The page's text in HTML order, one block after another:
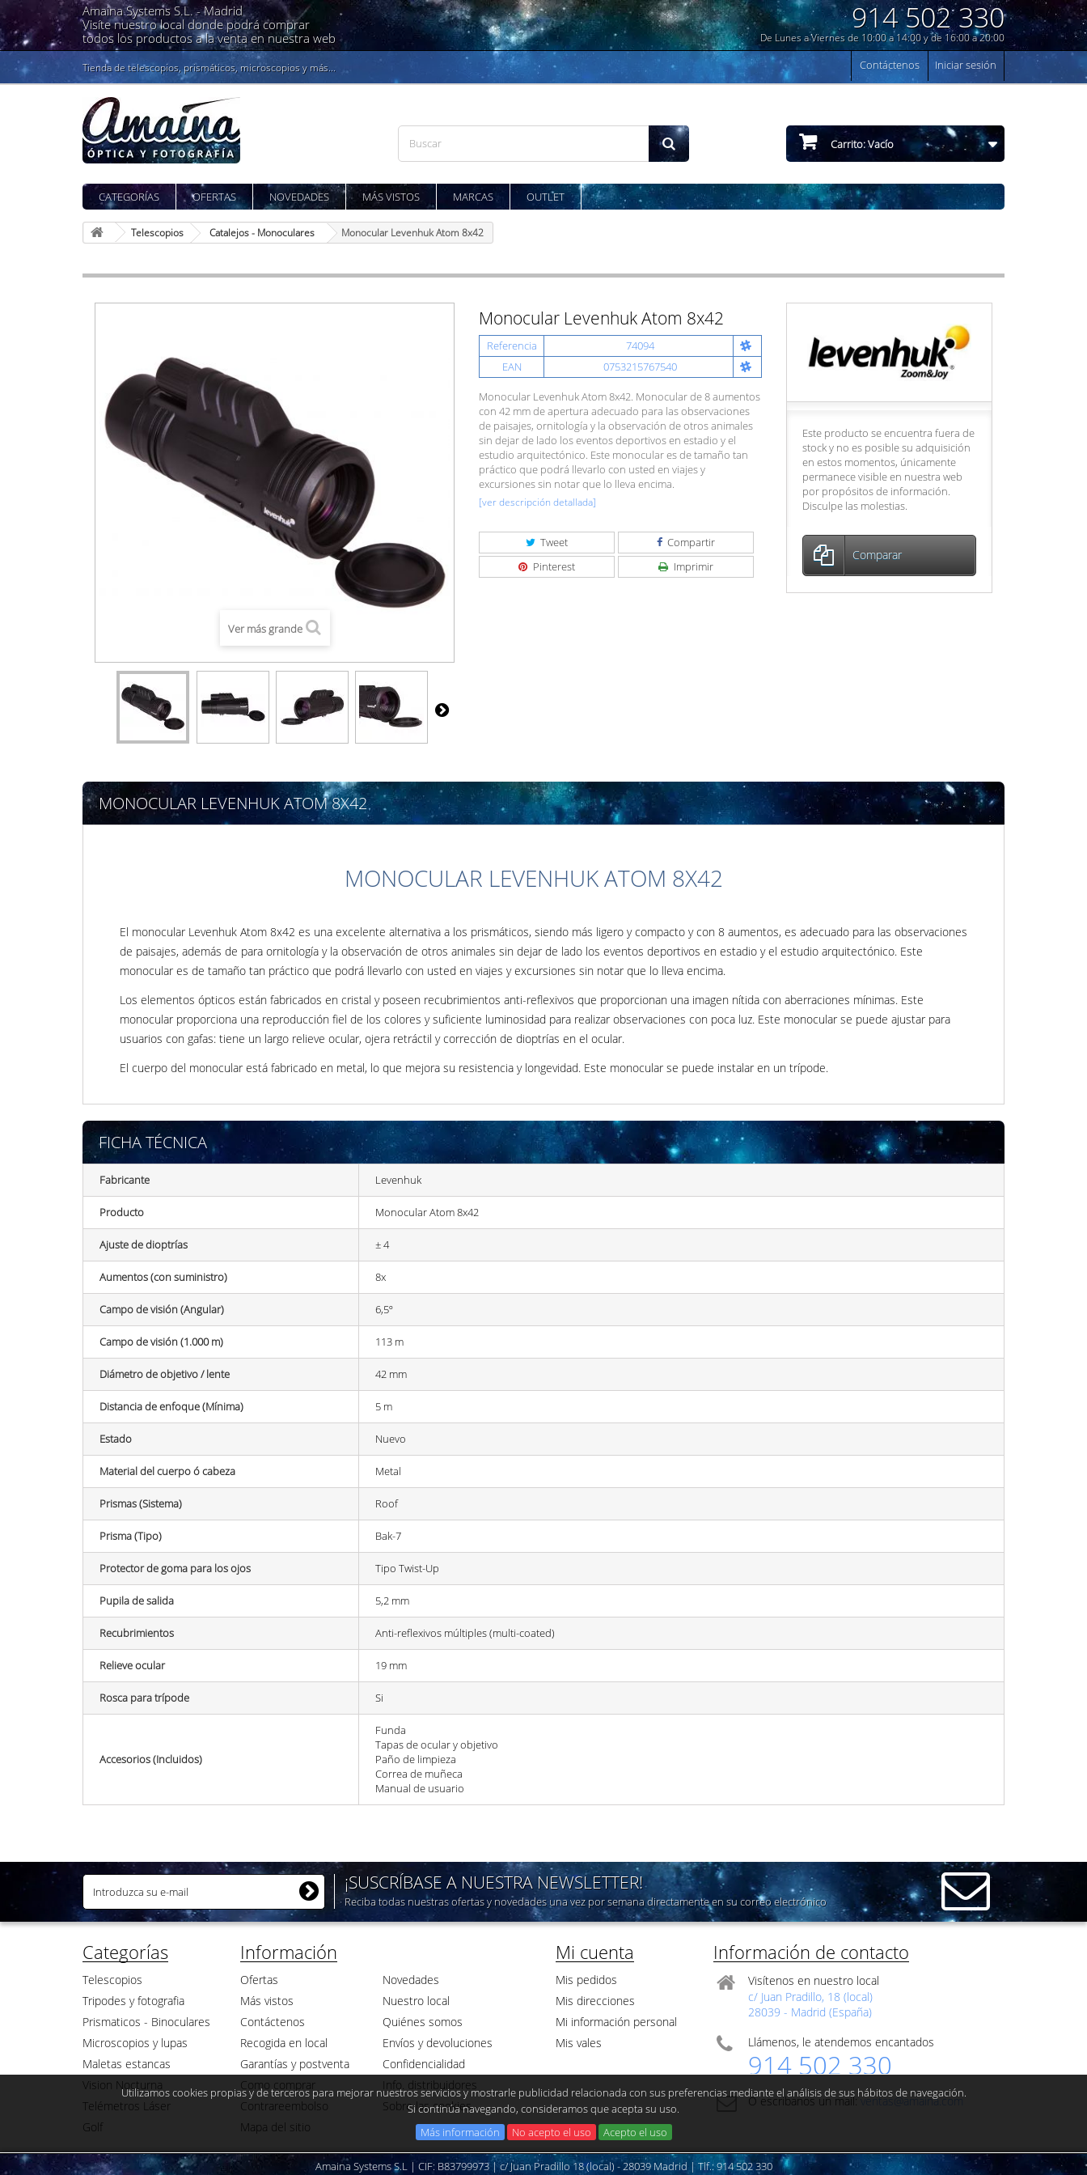
Amaina Systems S.L. -Madrid
Visíte nuestro local donde podrá comprar
todos los productos a la venta en nuestra web
914 502 330
De Lunes a Viernes de 10:00 a 14:00 y de 16:00 a 20:00
Iniciar sesión
Contáctenos
Tienda de telescopios, prismáticos, microscopios y más...
Carrito:Vacío
CATEGORÍAS OFERTAS NOVEDADES MÁS VISTOS MARCAS OUTLET
Telescopios Catalejos - Monoculares Monocular Levenhuk Atom 8x42
Ver más grande
Monocular Levenhuk Atom 8x42
Referencia
74094
EAN
0753215767540
Monocular Levenhuk Atom 8x42. Monocular de 8 aumentos
con 42 mm de apertura adecuado para las observaciones
de paisajes, ornitología y la observación de otros animales
sin dejar de lado los eventos deportivos en estadio y el
estudio arquitectónico. Este monocular es de tamaño tan
práctico que podrá llevarlo con usted en viajes y
excursiones sin notar que lo lleva encima.
[ver descripción detallada]
Tweet
Compartir
Pinterest
Imprimir
Este producto se encuentra fuera de
stock y no es posible su adquisición
en estos momentos, únicamente
permanece visible en nuestra web
por propósitos de información.
Disculpe las molestias.
Comparar
MONOCULAR LEVENHUK ATOM 8X42
MONOCULAR LEVENHUK ATOM 8X42
El monocular Levenhuk Atom 8x42 es una excelente alternativa a los prismáticos, siendo más ligero y compacto y con 8 aumentos, es adecuado para las observaciones
de paisajes, además de para ornitología y la observación de otros animales sin dejar de lado los eventos deportivos en estadio y el estudio arquitectónico. Este
monocular es de tamaño tan práctico que podrá llevarlo con usted en viajes y excursiones sin notar que lo lleva encima.
Los elementos ópticos están fabricados en cristal y poseen recubrimientos anti-reflexivos que proporcionan una imagen nítida con aberraciones mínimas. Este
monocular proporciona una reproducción fiel de los colores y suficiente luminosidad para realizar observaciones con poca luz. Este monocular se puede ajustar para
usuarios con gafas: tiene un largo relieve ocular, ojera retráctil y corrección de dioptrías en el ocular.
El cuerpo del monocular está fabricado en metal, lo que mejora su resistencia y longevidad. Este monocular se puede instalar en un trípode.
FICHA TÉCNICA
Fabricante Levenhuk
Producto Monocular Atom 8x42
Ajuste de dioptrías ± 4
Aumentos (con suministro) 8x
Campo de visión (Angular) 6,5º
Campo de visión (1.000 m) 113 m
Diámetro de objetivo / lente 42 mm
Distancia de enfoque (Mínima) 5 m
Estado Nuevo
Material del cuerpo ó cabeza Metal
Prismas (Sistema) Roof
Prisma (Tipo) Bak-7
Protector de goma para los ojos Tipo Twist-Up
Pupila de salida 5,2 mm
Recubrimientos Anti-reflexivos múltiples (multi-coated)
Relieve ocular 19 mm
Rosca para trípode Si
Accesorios (Incluidos)
Funda
Tapas de ocular y objetivo
Paño de limpieza
Correa de muñeca
Manual de usuario
¡SUSCRÍBASE A NUESTRA NEWSLETTER!
Reciba todas nuestras ofertas y novedades una vez por semana directamente en su correo electrónico
Categorías
Telescopios
Tripodes y fotografia
Prismaticos - Binoculares
Microscopios y lupas
Maletas estancas
Vision Nocturna
Telémetros Láser
Golf
Información
Ofertas
Novedades
Más vistos
Nuestro local
Contáctenos
Quiénes somos
Recogida en local
Envíos y devoluciones
Garantías y postventa
Confidencialidad
Como comprar
Info. distribuidores
Contrareembolso
Sobre las cookies
Mapa del sitio
Mi cuenta
Mis pedidos
Mis direcciones
Mi información personal
Mis vales
Información de contacto
Visítenos en nuestro local
c/ Juan Pradillo, 18 (local)
28039 - Madrid (España)
Llámenos, le atendemos encantados
914 502 330
O escribanos un mail: ventas@amaina.com
Amaina Systems S.L | CIF: B83799973 | c/ Juan Pradillo 18 (local) - 28039 Madrid | Tlf.: 914 502 330
Utilizamos cookies propias y de terceros para mejorar nuestros servicios y mostrarle publicidad relacionada con sus preferencias mediante el análisis de sus hábitos de navegación.
Si continúa navegando, consideramos que acepta su uso.
Más información
No acepto el uso Acepto el uso